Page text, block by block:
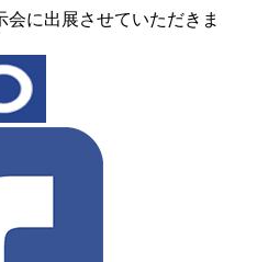
に出展させていただきま